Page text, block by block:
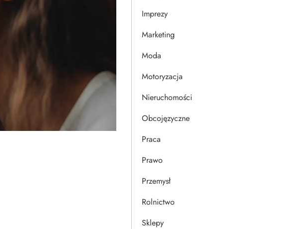
Imprezy
Marketing
Moda
Motoryzacja
Nieruchomości
Obcojęzyczne
Praca
Prawo
Przemysł
Rolnictwo
Sklepy